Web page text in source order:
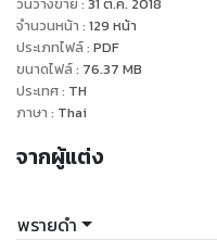
วันวางขาย : 31 ต.ค. 2018
จำนวนหน้า : 129 หน้า
ประเภทไฟล์: PDF
ขนาดไฟล์: 76.37 MB
ประเทศ: TH
ภาษา : Thai
จากผู้แต่ง
พรายดำ